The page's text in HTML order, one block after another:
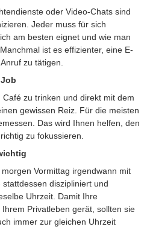
oder Video-Chats sind
Jeder muss für sich
am besten eignet und wie man
ist es effizienter, eine E-
zu tätigen.
zu trinken und direkt mit dem
gewissen Reiz. Für die meisten
Das wird Ihnen helfen, den
zu fokussieren.
Vormittag irgendwann mit
diszipliniert und
Uhrzeit. Damit Ihre
Privatleben gerät, sollten sie
immer zur gleichen Uhrzeit